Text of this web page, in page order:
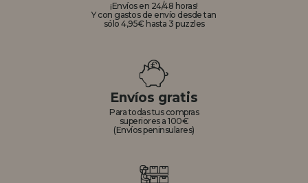
¡Envíos en 24/48 horas!
Y con gastos de envío desde tan
sólo 4,95€ hasta 3 puzzles
Envíos gratis
Para todas tus compras
superiores a 100€
(Envíos peninsulares)